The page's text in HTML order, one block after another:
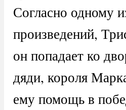
Согласно одному
произведений,
он попадает ко
дяди, короля
ему помощь в